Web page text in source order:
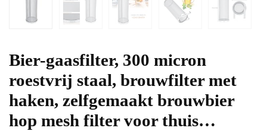
Bier-gaasfilter, 300 micron
roestvrij staal, brouwfilter met
haken, zelfgemaakt brouwbier
hop mesh filter voor thuis…